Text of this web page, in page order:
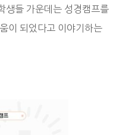
생들 가운데는 성경캠프를
이 되었다고 이야기하는